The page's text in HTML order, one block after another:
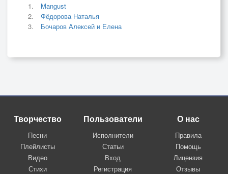
Mangust
Фёдорова Наталья
Бочаров Алексей и Елена
Творчество
Песни
Плейлисты
Видео
Стихи
Пользователи
Исполнители
Статьи
Вход
Регистрация
О нас
Правила
Помощь
Лицензия
Отзывы